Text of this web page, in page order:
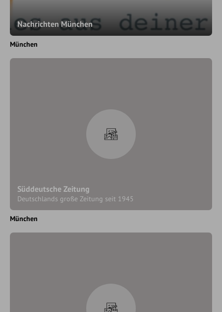
Nachrichten München
München
Süddeutsche Zeitung
Deutschlands große Zeitung seit 1945
München